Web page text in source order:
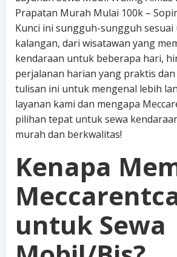
Prapatan Murah Mulai 100k –
Kunci ini sungguh-sungguh
kalangan, dari wisatawan yang
kendaraan untuk beberapa hari,
perjalanan harian yang praktis dan
tulisan ini untuk mengenal lebih
layanan kami dan mengapa
pilihan tepat untuk sewa
murah dan berkwalitas!
Kenapa
untuk Sewa